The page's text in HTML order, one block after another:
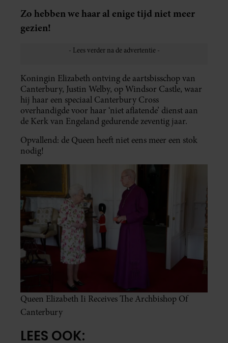
Zo hebben we haar al enige tijd niet meer
gezien!
Koningin Elizabeth ontving de aartsbisschop van
Canterbury, Justin Welby, op Windsor Castle, waar
hij haar een speciaal Canterbury Cross
overhandigde voor haar ‘niet aflatende’ dienst aan
de Kerk van Engeland gedurende zeventig jaar.
Opvallend: de Queen heeft niet eens meer een stok
nodig!
Queen Elizabeth Ii Receives The Archbishop Of
Canterbury
LEES OOK: